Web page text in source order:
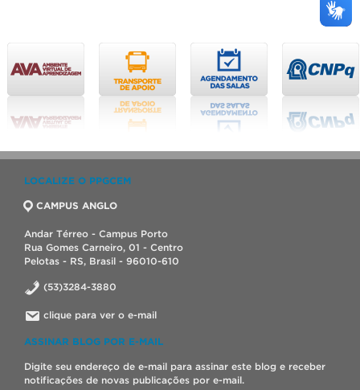
LOCALIZE O PPGCEM
CAMPUS ANGLO
Andar Térreo - Campus Porto
Rua Gomes Carneiro, 01 - Centro
Pelotas - RS, Brasil - 96010-610
(53)3284-3880
clique para ver o e-mail
ASSINAR BLOG POR E-MAIL
Digite seu endereço de e-mail para assinar este blog e receber
notificações de novas publicações por e-mail.